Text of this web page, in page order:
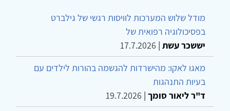
מודל שלוש המערכות לוויסות רגשי של גילברט
בפסיכולוגיה רפואית של
יששכר עשת |
17.7.2026
מאגו לאקו: מהישרדות להגשמה בהורות לילדים עם
בעיות התנהגות
ד"ר ליאור סומך |
19.7.2026